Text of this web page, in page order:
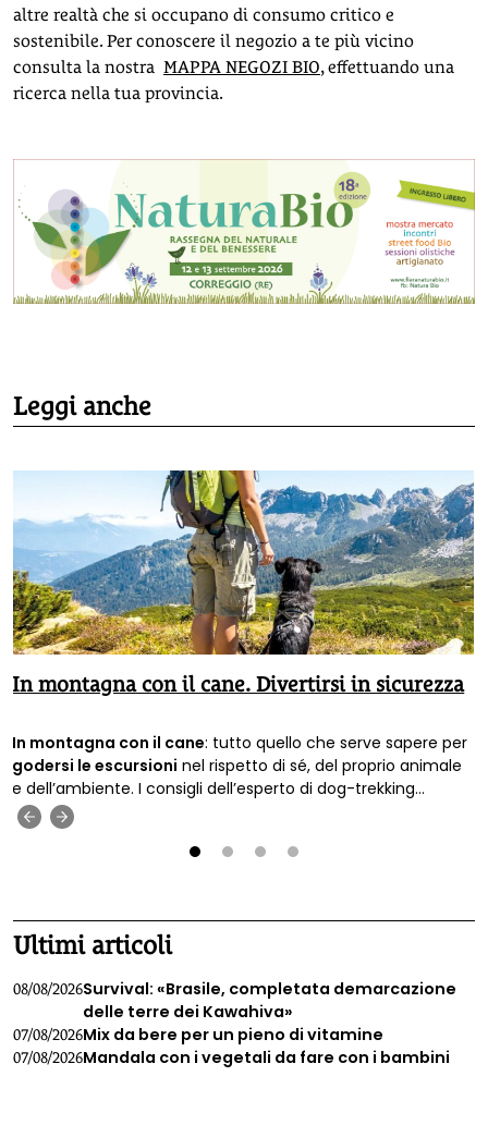
altre realtà che si occupano di consumo critico e
sostenibile. Per conoscere il negozio a te più vicino
consulta la nostra MAPPA NEGOZI BIO, effettuando una
ricerca nella tua provincia.
Leggi anche
In montagna con il cane. Divertirsi in sicurezza
In montagna con il cane: tutto quello che serve sapere per
godersi le escursioni nel rispetto di sé, del proprio animale
e dell’ambiente. I consigli dell’esperto di dog-trekking
Francesco Scagliotti.
Ultimi articoli
08/08/2026Survival: «Brasile, completata demarcazione
delle terre dei Kawahiva»
07/08/2026Mix da bere per un pieno di vitamine
07/08/2026Mandala con i vegetali da fare con i bambini